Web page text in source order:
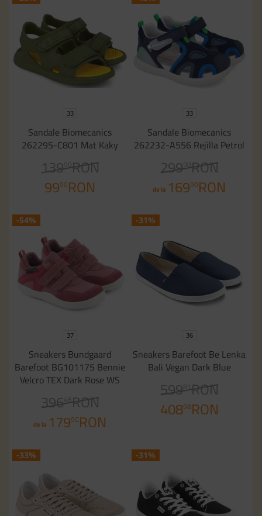
33
Sandale Biomecanics
262295-C801 Mat Kaky
139 90RON
9990RON
33
Sandale Biomecanics
262232-A556 Rejilla Petrol
299 90RON
de la 16990RON
-54%
37
Sneakers Bundgaard
Barefoot BG101175 Bennie
Velcro TEX Dark Rose WS
396 46
RON
de la 17990RON
-31%
36
Sneakers Barefoot Be Lenka
Bali Vegan Dark Blue
599 81RON
40898RON
-33% -31%